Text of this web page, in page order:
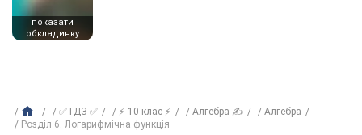
показати
обкладинку
✅ ГДЗ ✅ ⚡ 10 клас ⚡ Алгебра ✍
Алгебра
Розділ 6. Логарифмічна функція